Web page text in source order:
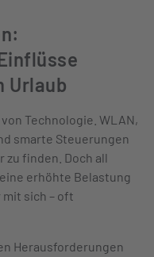
Urlaub
Technologie. WLAN,
smarte Steuerungen
zu finden. Doch all
erhöhte Belastung
sich – oft
Herausforderungen